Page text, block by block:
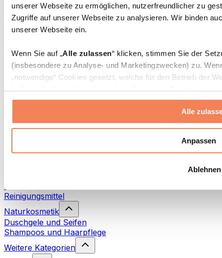
unserer Webseite zu ermöglichen, nutzerfreundlicher zu
Zugriffe auf unserer Webseite zu analysieren. Wir binden
unserer Webseite ein.
Wenn Sie auf „Alle zulassen“ klicken, stimmen Sie der
(insbesondere zu Analyse- und Marketingzwecken) zu.
„notwendige“ Cookies gesetzt, welche für den Betrieb der
individuelle Auswahl treffen, indem Sie unter „Anpassen“
erlauben“ klicken.
Weitere Informationen über die Verarbeitung Ihrer Daten
Datenschutzerklärung
Alle
Anpassen
Ablehnen
Taschen & Rucksäcke
Essenstaschen und Meal-Prep-Zubehör
Sporttaschen
Zubehör nach Aktivität
Laufen
Kampfsport
Yoga & Pilates
Wandern
Rotlichttherapie
Waschmittel
Reinigungsmittel
Naturkosmetik
Duschgele und Seifen
Shampoos und Haarpflege
Weitere Kategorien